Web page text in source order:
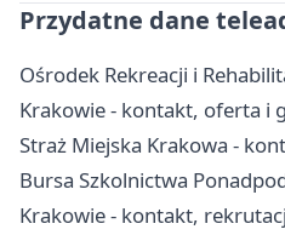
Przydatne dane
Ośrodek Rekreacji i
Krakowie - kontakt, oferta i
Straż Miejska Krakowa -
Bursa Szkolnictwa
Krakowie - kontakt,